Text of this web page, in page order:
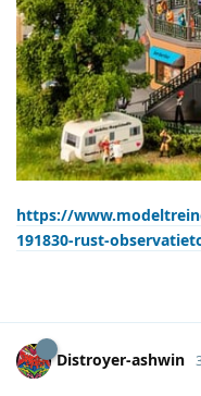
https://
191830-rust-
Distroyer-ashwin